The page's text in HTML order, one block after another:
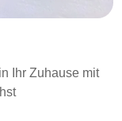
Ihr Zuhause mit